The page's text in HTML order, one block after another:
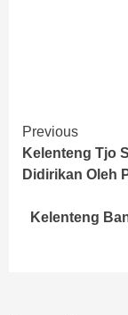
Continue
Reading
Previous
Kelenteng Tjo
Didirikan Oleh
Kelenteng